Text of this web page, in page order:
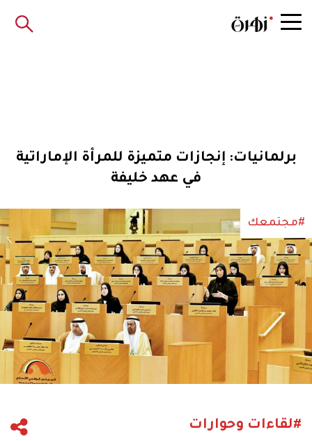
برلمانيات: إنجازات متميزة للمرأة الإماراتية
في عهد خليفة
#مجتمعك
#لقاءات وحوارات